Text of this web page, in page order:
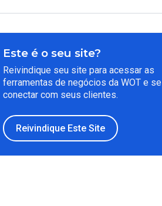
Este é o seu site?
Reivindique seu site para acessar as
ferramentas de negócios da WOT e se
conectar com seus clientes.
Reivindique Este Site